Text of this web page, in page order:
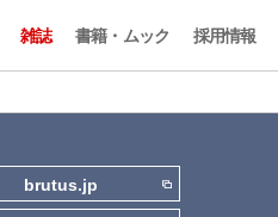
雑誌 書籍・ムック 採用情報
brutus.jp